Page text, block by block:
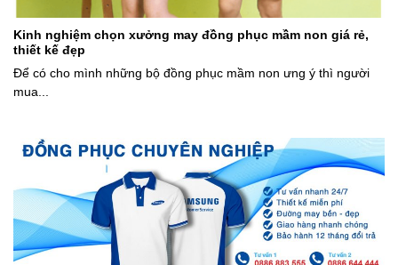
Kinh nghiệm chọn xưởng may đồng phục mầm non giá rẻ,
thiết kế đẹp
Để có cho mình những bộ đồng phục mầm non ưng ý thì người
mua...